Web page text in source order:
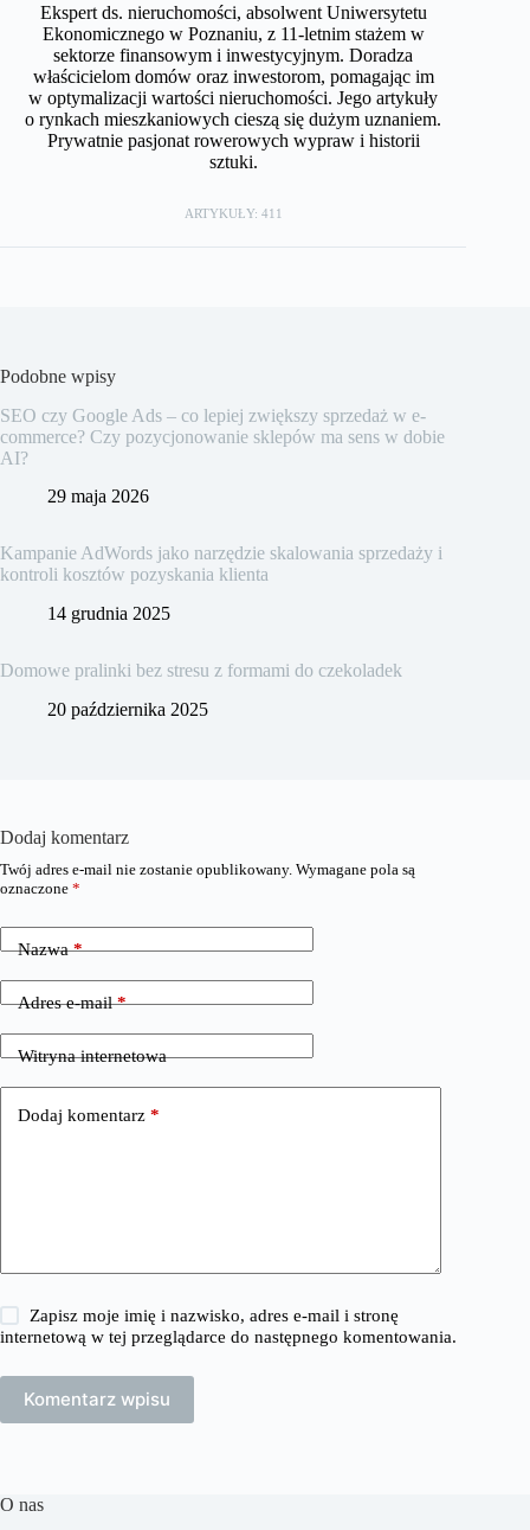
Ekspert ds. nieruchomości, absolwent Uniwersytetu
Ekonomicznego w Poznaniu, z 11-letnim stażem w
sektorze finansowym i inwestycyjnym. Doradza
właścicielom domów oraz inwestorom, pomagając im
w optymalizacji wartości nieruchomości. Jego artykuły
o rynkach mieszkaniowych cieszą się dużym uznaniem.
Prywatnie pasjonat rowerowych wypraw i historii
sztuki.
ARTYKUŁY: 411
Podobne wpisy
SEO czy Google Ads – co lepiej zwiększy sprzedaż w e-
commerce? Czy pozycjonowanie sklepów ma sens w dobie
AI?
29 maja 2026
Kampanie AdWords jako narzędzie skalowania sprzedaży i
kontroli kosztów pozyskania klienta
14 grudnia 2025
Domowe pralinki bez stresu z formami do czekoladek
20 października 2025
Dodaj komentarz
Twój adres e-mail nie zostanie opublikowany. Wymagane pola są
oznaczone *
Nazwa*
Adres e-mail*
Witryna internetowa
Dodaj komentarz *
Zapisz moje imię i nazwisko, adres e-mail i stronę
internetową w tej przeglądarce do następnego komentowania.
Komentarz wpisu
O nas